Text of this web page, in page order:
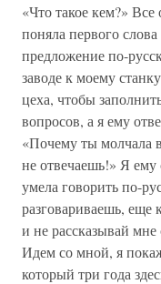
«Что такое кем?»
поняла первого
предложение по-
заводе к моему
цеха, чтобы
вопросов, а я ему
«Почему ты молчала
не отвечаешь!» Я ему
умела говорить по-
разговариваешь, еще
и не рассказывай мне
Идем со мной, я
который три года